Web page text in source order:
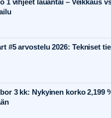
1 vihjeet lauantai – Veikkaus
#5 arvostelu 2026: Tekniset
3 kk: Nykyinen korko 2,199